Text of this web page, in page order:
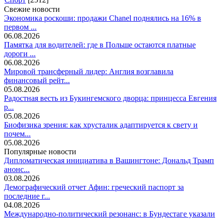
Свежие новости
Экономика роскоши: продажи Chanel поднялись на 16% в
первом ...
06.08.2026
Памятка для водителей: где в Польше остаются платные
дороги ...
06.08.2026
Мировой трансферный лидер: Англия возглавила
финансовый рейт...
05.08.2026
Радостная весть из Букингемского дворца: принцесса Евгения
р...
05.08.2026
Биофизика зрения: как хрусталик адаптируется к свету и
почем...
05.08.2026
Популярные новости
Дипломатическая инициатива в Вашингтоне: Дональд Трамп
анонс...
03.08.2026
Демографический отчет Афин: греческий паспорт за
последние г...
04.08.2026
Международно-политический резонанс: в Бундестаге указали